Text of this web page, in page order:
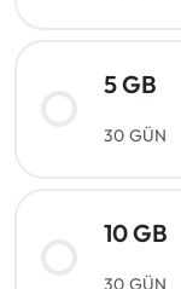
5 GB
30 GÜN
10 GB
30 GÜN